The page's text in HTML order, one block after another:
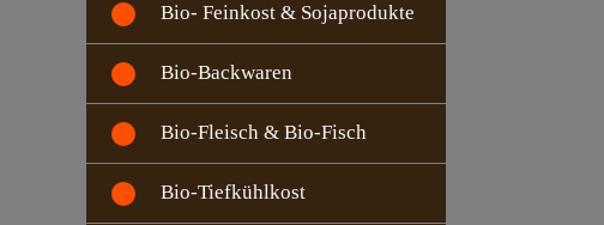
Bio- Feinkost & Sojaprodukte
Bio-Backwaren
Bio-Fleisch & Bio-Fisch
Bio-Tiefkühlkost